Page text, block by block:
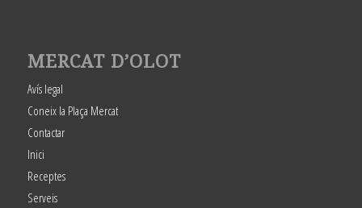
MERCAT D’OLOT
Avís legal
Coneix la Plaça Mercat
Contactar
Inici
Receptes
Serveis